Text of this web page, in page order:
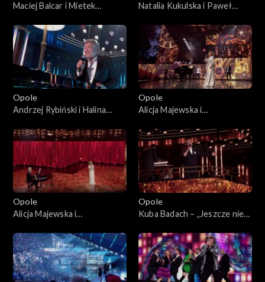
Maciej Balcar i Mietek
63. KFPP: Koncert
„Autobiografia. Jubileusz
Bogdana Olewicza”
Natalia Kukulska i Paweł
poproś do tańca”. 63. KFPP:
Koncert „Autobiografia.
Jubileusz Bogdana Olewicza”
Opole
Andrzej Rybiński i Halina
63. KFPP: Koncert
„Autobiografia. Jubileusz
Bogdana Olewicza”
Opole
Alicja Majewska i
przekór wszystkim będę
spać”. 63. KFPP: Koncert
„Autobiografia. Jubileusz
Bogdana Olewicza”
Opole
Alicja Majewska i
„Pamiętam Ciebie z tamtych
lat”. 63. KFPP: Koncert
„Autobiografia. Jubileusz
Bogdana Olewicza”
Opole
Kuba Badach – „Jeszcze nie
„Autobiografia. Jubileusz
Bogdana Olewicza”